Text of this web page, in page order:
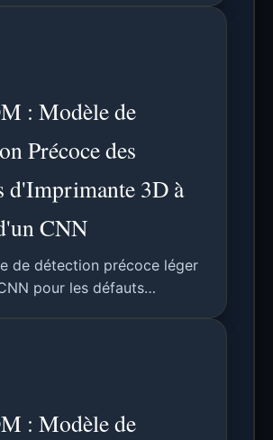
intégré pour la
non contact de l'indice de
: Modèle de
Précoce des
d'Imprimante 3D à
CNN
de détection précoce léger
pour les défauts
96,72 % et multi-classes de
: Modèle de